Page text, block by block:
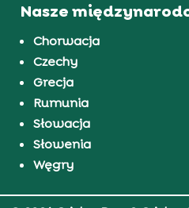
Nasze
Chorwacja
Czechy
Grecja
Rumunia
Słowacja
Słowenia
Węgry